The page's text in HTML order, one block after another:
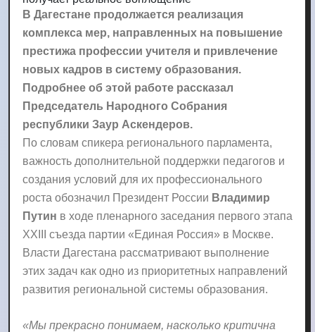
В Дагестане продолжается реализация
комплекса мер, направленных на повышение
престижа профессии учителя и привлечение
новых кадров в систему образования.
Подробнее об этой работе рассказал
Председатель Народного Собрания
республики Заур Аскендеров.
По словам спикера регионального парламента,
важность дополнительной поддержки педагогов и
создания условий для их профессионального
роста обозначил Президент России Владимир
Путин в ходе пленарного заседания первого этапа
XXIII съезда партии «Единая Россия» в Москве.
Власти Дагестана рассматривают выполнение
этих задач как одно из приоритетных направлений
развития региональной системы образования.
«Мы прекрасно понимаем, насколько критична